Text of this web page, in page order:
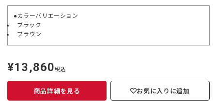
●カラーバリエーション
ブラック
ブラウン
定
価
¥13,860税込
商品詳細を見る お気に入りに追加